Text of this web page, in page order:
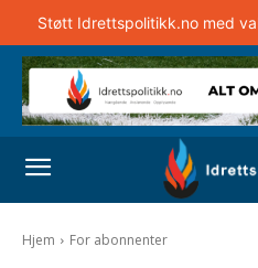
Støtt Idrettspolitikk.no med
Hjem For abonnenter